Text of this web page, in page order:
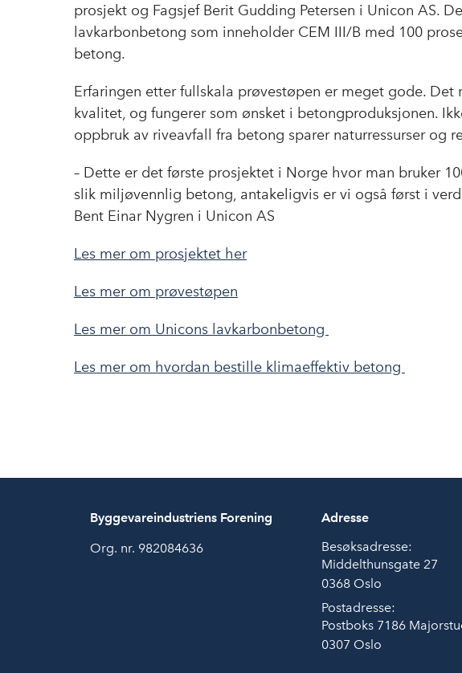
prosjekt og Fagsjef Berit Gudding Petersen i Unicon AS.
lavkarbonbetong som inneholder CEM III/B med 100
betong.
Erfaringen etter fullskala prøvestøpen er meget gode. Det
kvalitet, og fungerer som ønsket i betongproduksjonen.
oppbruk av riveavfall fra betong sparer naturressurser og
– Dette er det første prosjektet i Norge hvor man bruker
slik miljøvennlig betong, antakeligvis er vi også først i
Bent Einar Nygren i Unicon AS
Les mer om prosjektet her
Les mer om prøvestøpen
Les mer om Unicons lavkarbonbetong
Les mer om hvordan bestille klimaeffektiv betong
Byggevareindustriens Forening
Org. nr. 982084636
Adresse
Besøksadresse:
Middelthunsgate 27
0368 Oslo
Postadresse:
Postboks 7186
0307 Oslo